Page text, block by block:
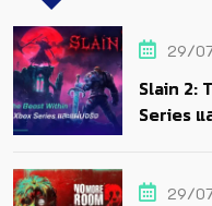
29/
Slain 2:
Series แ
29/